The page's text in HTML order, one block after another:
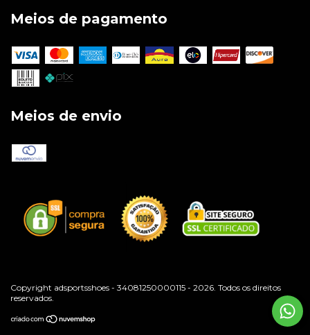
Meios de pagamento
Meios de envio
Copyright adsportsshoes - 34081250000115 - 2026. Todos os direitos
reservados.